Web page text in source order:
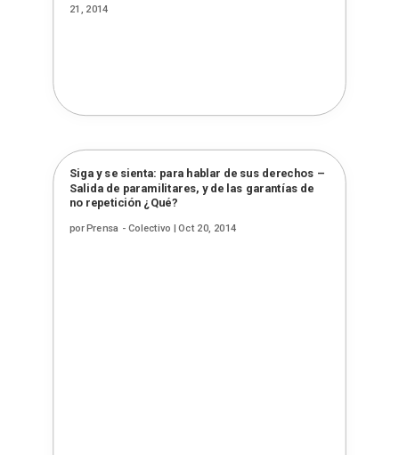
21, 2014
Siga y se sienta: para hablar de sus derechos –
Salida de paramilitares, y de las garantías de
no repetición ¿Qué?
porPrensa - Colectivo | Oct 20, 2014